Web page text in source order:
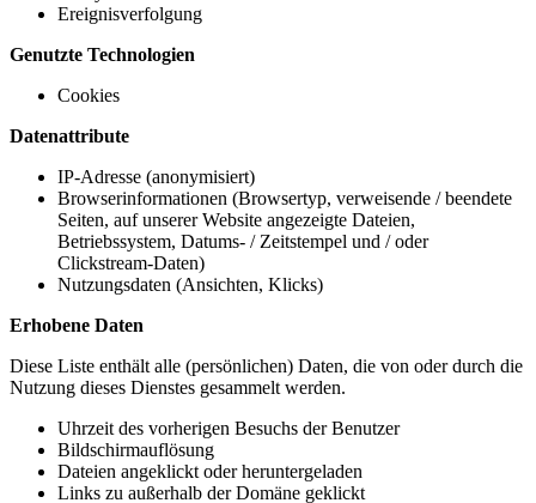
Ereignisverfolgung
Genutzte Technologien
Cookies
Datenattribute
IP-Adresse (anonymisiert)
Browserinformationen (Browsertyp, verweisende / beendete
Seiten, auf unserer Website angezeigte Dateien,
Betriebssystem, Datums- / Zeitstempel und / oder
Clickstream-Daten)
Nutzungsdaten (Ansichten, Klicks)
Erhobene Daten
Diese Liste enthält alle (persönlichen) Daten, die von oder durch die
Nutzung dieses Dienstes gesammelt werden.
Uhrzeit des vorherigen Besuchs der Benutzer
Bildschirmauflösung
Dateien angeklickt oder heruntergeladen
Links zu außerhalb der Domäne geklickt